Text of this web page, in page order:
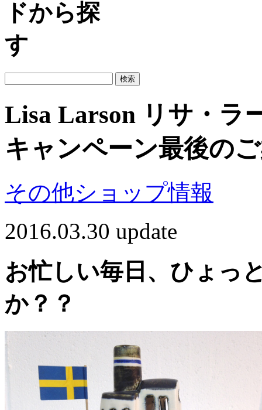
Lisa Larson リサ・ラ
キャンペーン最後の
その他ショップ情報
2016.03.30 update
お忙しい毎日、ひょっ
か？？